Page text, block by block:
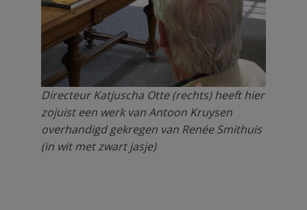
Directeur Katjuscha Otte (rechts) heeft hier
zojuist een werk van Antoon Kruysen
overhandigd gekregen van Renée Smithuis
(in wit met zwart jasje)